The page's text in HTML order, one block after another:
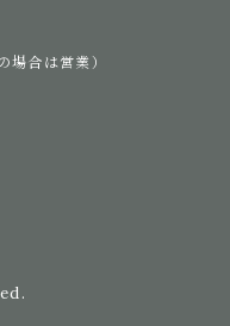
場合は営業）